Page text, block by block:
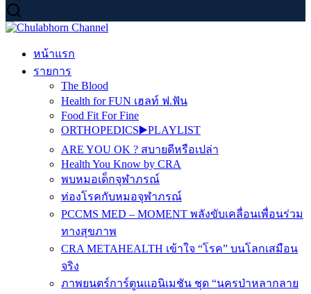
หน้าแรก
รายการ
The Blood
Health for FUN เฮลท์ ฟ.ฟัน
Food Fit For Fine
ORTHOPEDICS▶️PLAYLIST
ARE YOU OK ? สบายดีหรือเปล่า
Health You Know by CRA
พบหมอเด็กจุฬาภรณ์
ท่องโรคกับหมอจุฬาภรณ์
PCCMS MED – MOMENT พลังขับเคลื่อนเพื่อนร่วม
ทางสุขภาพ
CRA METAHEALTH เข้าใจ “โรค” บนโลกเสมือน
จริง
ภาพยนตร์การ์ตูนแอนิเมชัน ชุด “นครป่าหลากลาย